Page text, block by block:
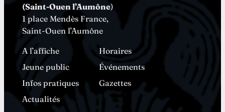
(Saint-Ouen l’Aumône)
1 place Mendès France,
Saint-Ouen l’Aumône
A l’affiche
Horaires
Jeune public
Événements
Infos pratiques
Gazettes
Actualités